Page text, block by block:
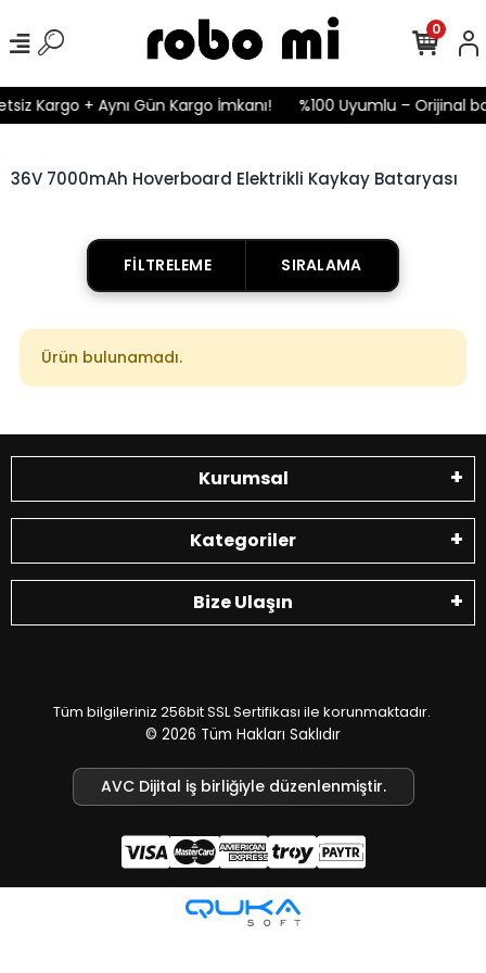
Kargo + Aynı Gün Kargo İmkanı! %100 Uyumlu – Orijinal
0
36V 7000mAh Hoverboard Elektrikli Kaykay Bataryası
FILTRELEME SIRALAMA
Ürün bulunamadı.
Kurumsal
Kategoriler
Bize Ulaşın
Tüm bilgileriniz 256bit SSL Sertifikası ile korunmaktadır.
© 2026 Tüm Hakları Saklıdır
AVC Dijital iş birliğiyle düzenlenmiştir.